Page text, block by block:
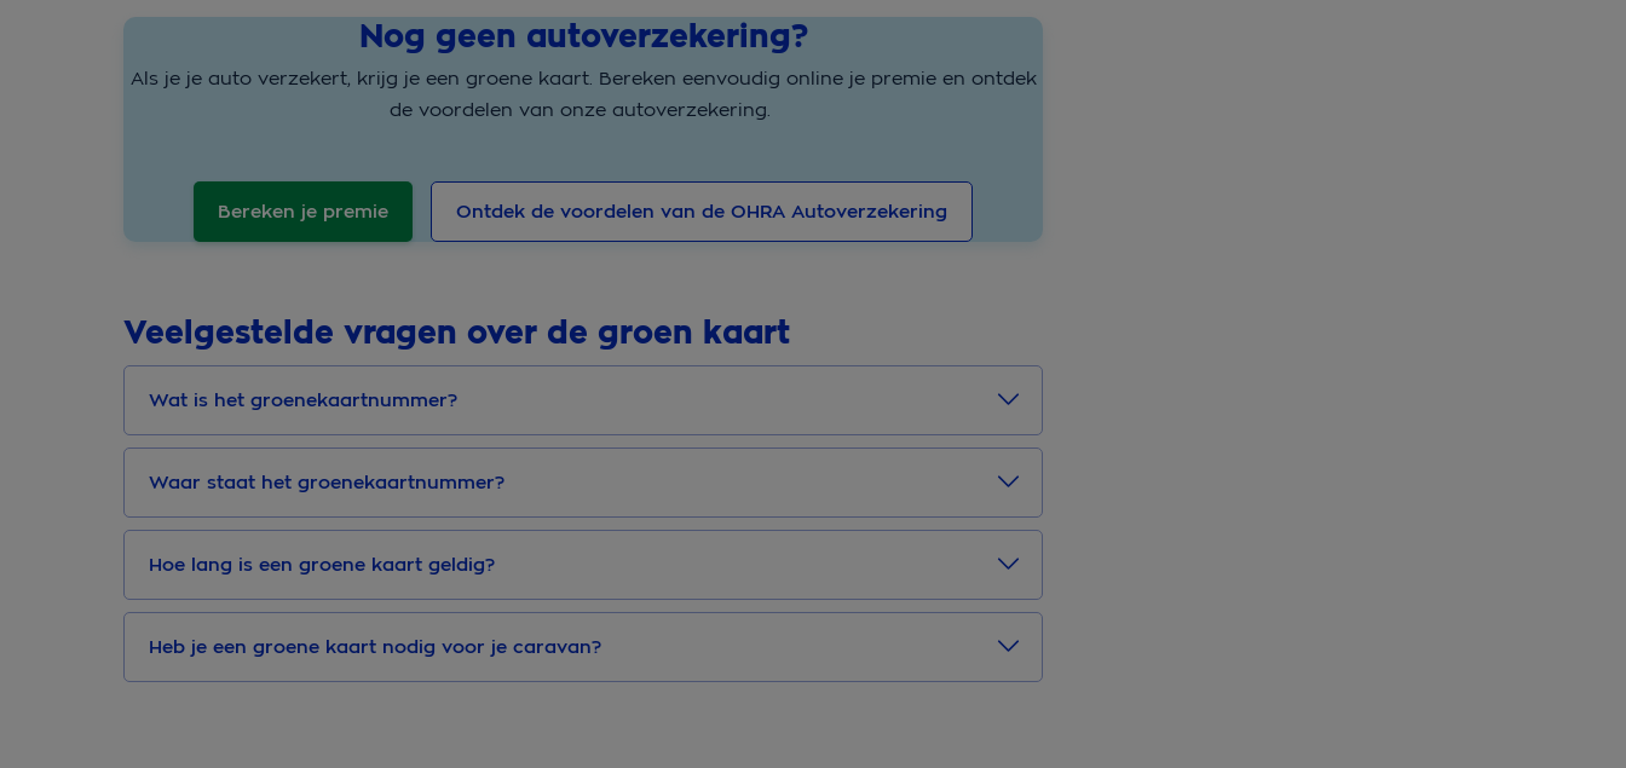
Nog geen autoverzekering?
Als je je auto verzekert, krijg je een groene kaart. Bereken eenvoudig online je premie en ontdek
de voordelen van onze autoverzekering.
Bereken je premie Ontdek de voordelen van de OHRA Autoverzekering
Veelgestelde vragen over de groen kaart
Wat is het groenekaartnummer?
Waar staat het groenekaartnummer?
Hoe lang is een groene kaart geldig?
Heb je een groene kaart nodig voor je caravan?